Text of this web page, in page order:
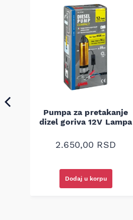
Pumpa za pretakanje
dizel goriva 12V Lampa
2.650,00 RSD
Dodaj u korpu